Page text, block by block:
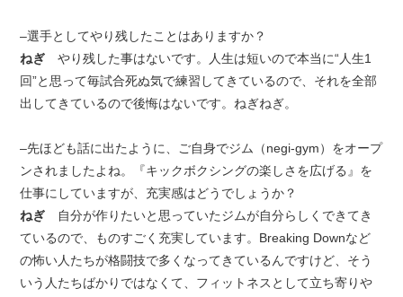
–選手としてやり残したことはありますか？
ねぎ やり残した事はないです。人生は短いので本当に“人生1
回”と思って毎試合死ぬ気で練習してきているので、それを全部
出してきているので後悔はないです。ねぎねぎ。
–先ほども話に出たように、ご自身でジム（negi-gym）をオープ
ンされましたよね。『キックボクシングの楽しさを広げる』を
仕事にしていますが、充実感はどうでしょうか？
ねぎ 自分が作りたいと思っていたジムが自分らしくできてき
ているので、ものすごく充実しています。Breaking Downなど
の怖い人たちが格闘技で多くなってきているんですけど、そう
いう人たちばかりではなくて、フィットネスとして立ち寄りや